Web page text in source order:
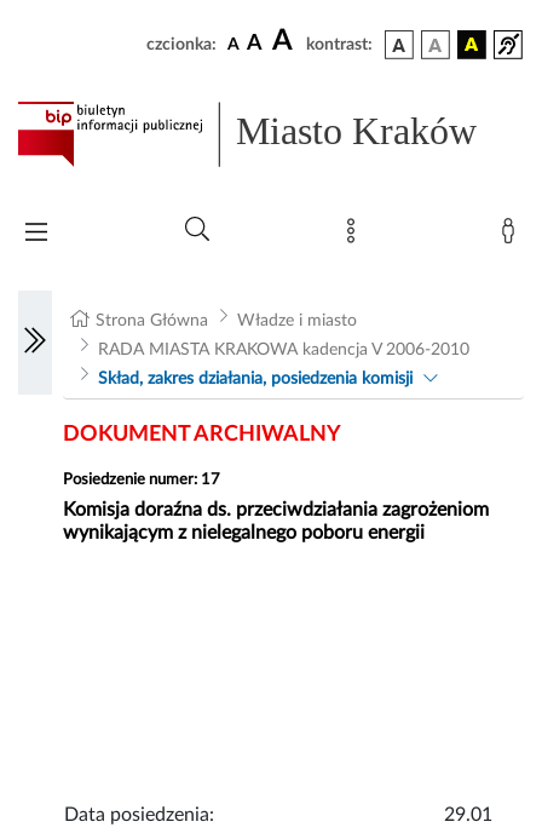
czcionka: A A A kontrast:
Miasto Kraków
Strona Główna
Władze i miasto
RADA MIASTA KRAKOWA kadencja V 2006-2010
Skład, zakres działania, posiedzenia komisji
DOKUMENT ARCHIWALNY
Posiedzenie numer: 17
Komisja doraźna ds. przeciwdziałania zagrożeniom
wynikającym z nielegalnego poboru energii
Data posiedzenia: 29.01